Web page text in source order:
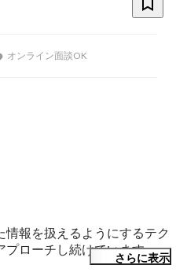
オンライン面談OK
情報を扱えるようにするテク
プローチし続けています。
さらに表示